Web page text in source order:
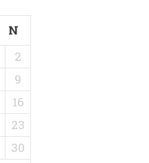
N
2
9
16
23
30